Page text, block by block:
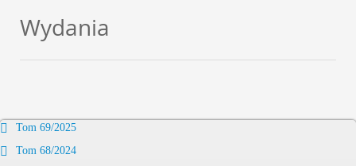
Wydania
Tom 69/2025
Tom 68/2024